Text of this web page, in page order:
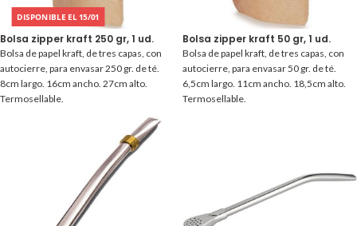
DISPONIBLE EL 15/01
Bolsa zipper kraft 250 gr, 1 ud.
Bolsa de papel kraft, de tres capas, con
autocierre, para envasar 250 gr. de té.
8cm largo. 16cm ancho. 27cm alto.
Termosellable.
Bolsa zipper kraft 50 gr, 1 ud.
Bolsa de papel kraft, de tres capas, con
autocierre, para envasar 50 gr. de té.
6,5cm largo. 11cm ancho. 18,5cm alto.
Termosellable.